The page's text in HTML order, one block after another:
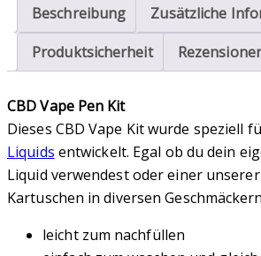
Beschreibung
Zusätzliche
Produktsicherheit
CBD Vape Pen Kit
Dieses CBD Vape Kit wurde speziell
Liquids entwickelt. Egal ob du dein
Liquid verwendest oder einer unserer
Kartuschen in diversen
leicht zum nachfüllen